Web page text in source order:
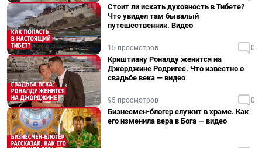
Стоит ли искать духовность в Тибете?
Что увидел там бывалый
путешественник. Видео
15 просмотров 0
Криштиану Роналду женится на
Джорджине Родригес. Что известно о
свадьбе века — видео
95 просмотров 0
Бизнесмен-блогер служит в храме. Как
его изменила вера в Бога — видео